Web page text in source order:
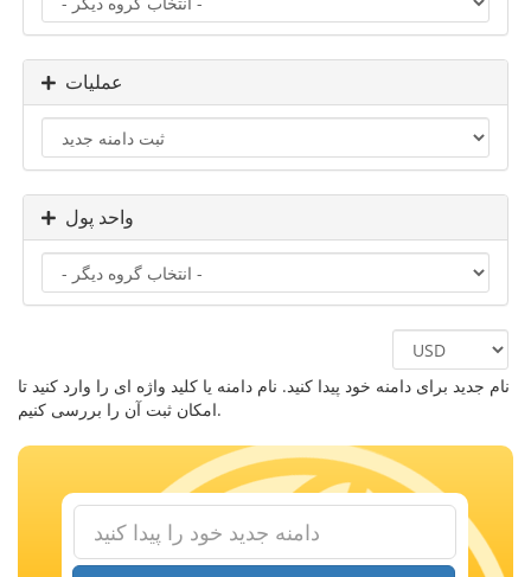
عملیات
واحد پول
نام جدید برای دامنه خود پیدا کنید. نام دامنه یا کلید واژه ای را وارد کنید تا
امکان ثبت آن را بررسی کنیم.